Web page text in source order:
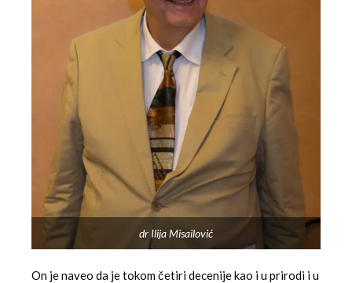
dr Ilija Misailović
On je naveo da je tokom četiri decenije kao i u prirodi i u